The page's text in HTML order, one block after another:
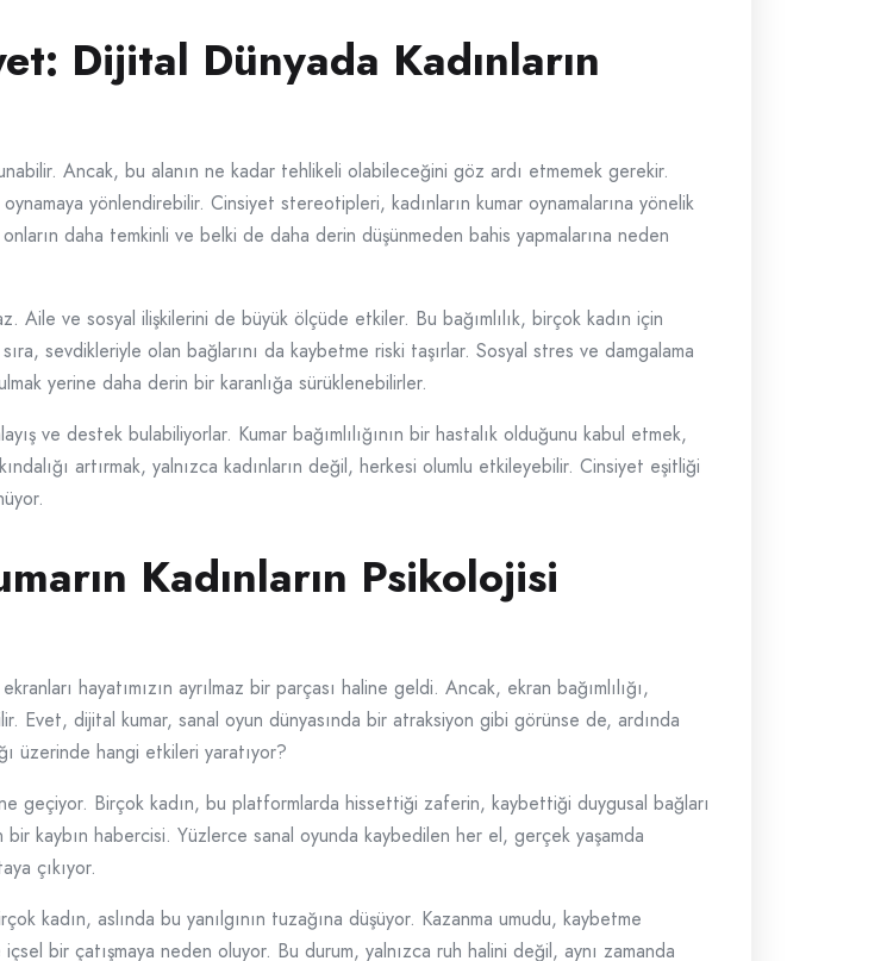
Dijital Dünyada Kadınların
Ancak, bu alanın ne kadar tehlikeli olabileceğini göz ardı etmemek gerekir.
yönlendirebilir. Cinsiyet stereotipleri, kadınların kumar oynamalarına yönelik
daha temkinli ve belki de daha derin düşünmeden bahis yapmalarına neden
Aile ve sosyal ilişkilerini de büyük ölçüde etkiler. Bu bağımlılık, birçok kadın için
sevdikleriyle olan bağlarını da kaybetme riski taşırlar. Sosyal stres ve damgalama
yerine daha derin bir karanlığa sürüklenebilirler.
ve destek bulabiliyorlar. Kumar bağımlılığının bir hastalık olduğunu kabul etmek,
artırmak, yalnızca kadınların değil, herkesi olumlu etkileyebilir. Cinsiyet eşitliği
Kadınların Psikolojisi
hayatımızın ayrılmaz bir parçası haline geldi. Ancak, ekran bağımlılığı,
Evet, dijital kumar, sanal oyun dünyasında bir atraksiyon gibi görünse de, ardında
üzerinde hangi etkileri yaratıyor?
geçiyor. Birçok kadın, bu platformlarda hissettiği zaferin, kaybettiği duygusal bağları
kaybın habercisi. Yüzlerce sanal oyunda kaybedilen her el, gerçek yaşamda
çıkıyor.
kadın, aslında bu yanılgının tuzağına düşüyor. Kazanma umudu, kaybetme
bir çatışmaya neden oluyor. Bu durum, yalnızca ruh halini değil, aynı zamanda